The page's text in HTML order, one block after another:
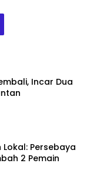
Sejarah Jika
Jepang!
Incar Dua
Persebaya
2 Pemain